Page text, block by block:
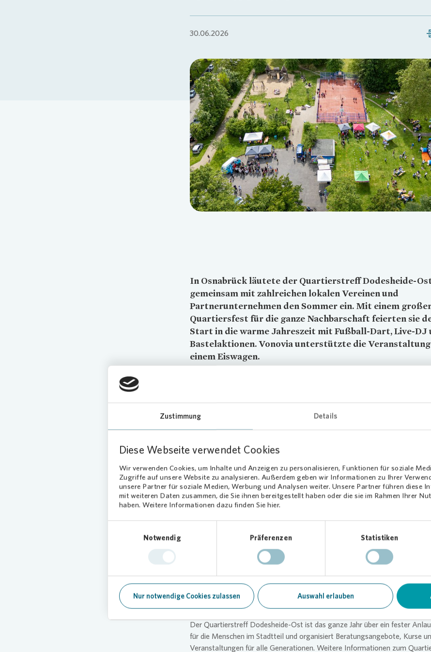
Zustimmung Details
Diese Webseite verwendet Cookies
Wir verwenden Cookies, um Inhalte und Anzeigen zu personalisieren, Funktionen für soziale
Zugriffe auf unsere Website zu analysieren. Außerdem geben wir Informationen zu Ihrer
unsere Partner für soziale Medien, Werbung und Analysen weiter. Unsere Partner führen diese
mit weiteren Daten zusammen, die Sie ihnen bereitgestellt haben oder die sie im Rahmen Ihrer
haben. Weitere Informationen dazu finden Sie hier.
Notwendig
Präferenzen Statistiken
Nur notwendige Cookies zulassen Auswahl erlauben
30.06.2026
Loading...
In Osnabrück läutete der Quartierstreff Dodesheide-
gemeinsam mit zahlreichen lokalen Vereinen und
Partnerunternehmen den Sommer ein. Mit einem
Quartiersfest für die ganze Nachbarschaft feierten sie
Start in die warme Jahreszeit mit Fußball-Dart, Live-DJ
Bastelaktionen.Vonoviaunterstützte die
einem Eiswagen.
zusammen und bot ein vielfältiges Programm für Jung und Alt. Neben den
sportlichen und kreativen Angeboten sowie der Live-Musik sorgten Eis,
kostenlose Kaltgetränke freuen.
„Nachbarschaft entsteht nicht von allein. Sie braucht Orte und
denen Menschen ins Gespräch kommen“, erklärtVonoviaRegionalleiterin
Schröder. „Bei einem Fest wie diesem bietet sich ein neuer Raum der
es zum lockeren Austausch bei einer Tasse Kaffee, zum gemeinsamen
Spielen. Eine tolle Aktion!“
Starkes Netzwerk für Dodesheide
getragen. NebenVonoviaunterstützten unter anderem das
Lerchenstraße, der Caritasverband für die Stadt und den Landkreis
Bürgerstiftung Osnabrück sowie die Polizeiinspektion Osnabrück das Fest.
Der Quartierstreff Dodesheide-Ost ist das ganze Jahr über ein fester
für die Menschen im Stadtteil und organisiert Beratungsangebote, Kurse
Veranstaltungen für alle Generationen. Weitere Informationen zum